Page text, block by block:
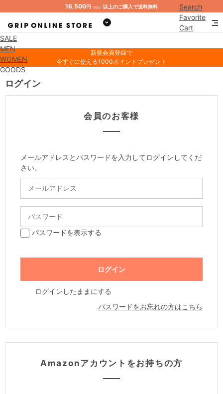
16,500円 （税込） 以上のご購入で送料無料
Search
Favorite
Cart
SALE
MEN
WOMEN
GOODS
新規会員登録で
今すぐに使える1000ポイントプレゼント
ログイン
会員のお客様
メールアドレスとパスワードを入力してログインしてくだ
さい。
パスワードを表示する
ログインしたままにする
パスワードをお忘れの方はこちら
Amazonアカウントをお持ちの方